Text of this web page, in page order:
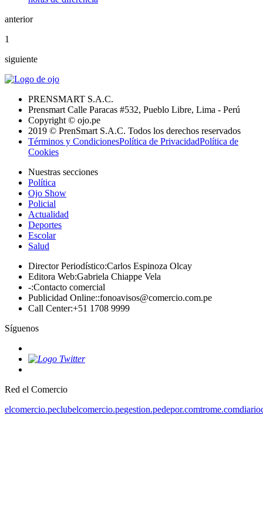
anterior
1
siguiente
PRENSMART S.A.C.
Prensmart Calle Paracas #532, Pueblo Libre, Lima - Perú
Copyright © ojo.pe
2019 © PrenSmart S.A.C. Todos los derechos reservados
Términos y CondicionesPolítica de PrivacidadPolítica de
Cookies
Nuestras secciones
Política
Ojo Show
Policial
Actualidad
Deportes
Escolar
Salud
Director Periodístico:Carlos Espinoza Olcay
Editora Web:Gabriela Chiappe Vela
-:Contacto comercial
Publicidad Online::fonoavisos@comercio.com.pe
Call Center:+51 1708 9999
Síguenos
Red el Comercio
elcomercio.peclubelcomercio.pegestion.pedepor.comtrome.com